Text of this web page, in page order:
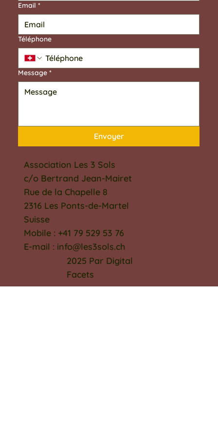
Association Les 3 Sols
c/o Bertrand Jean-Mairet
Rue de la Chapelle 8
2316 Les Ponts-de-Martel
Suisse
Mobile : +41 79 529 53 76
E-mail : info@les3sols.ch
Email *
Téléphone
Message *
Envoyer
2025 Par Digital
Facets